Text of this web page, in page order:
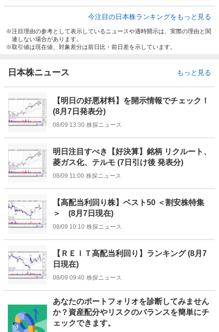
今注目の日本株ランキングをもっと見る
注目理由の参考として表示しているニュースや適時開示は、実際の理由と関
連しない場合があります。
取引値は現在値、対象差分は前日比・前日差を示しています。
日本株ニュース もっと見る
【明日の好悪材料】を開示情報でチェック！
(8月7日発表分)
08/09 13:30 株探ニュース
明日注目すべき【好決算】銘柄 リクルート、
菱ガス化、テルモ (7日引け後 発表分)
08/09 11:00 株探ニュース
【高配当利回り株】ベスト50 ＜割安株特集
＞ (8月7日現在)
08/09 10:10 株探ニュース
【ＲＥＩＴ高配当利回り】ランキング (8月7
日現在)
08/09 09:40 株探ニュース
あなたのポートフォリオを診断してみません
か？資産配分やリスクのバランスを簡単にチ
ェックできます。